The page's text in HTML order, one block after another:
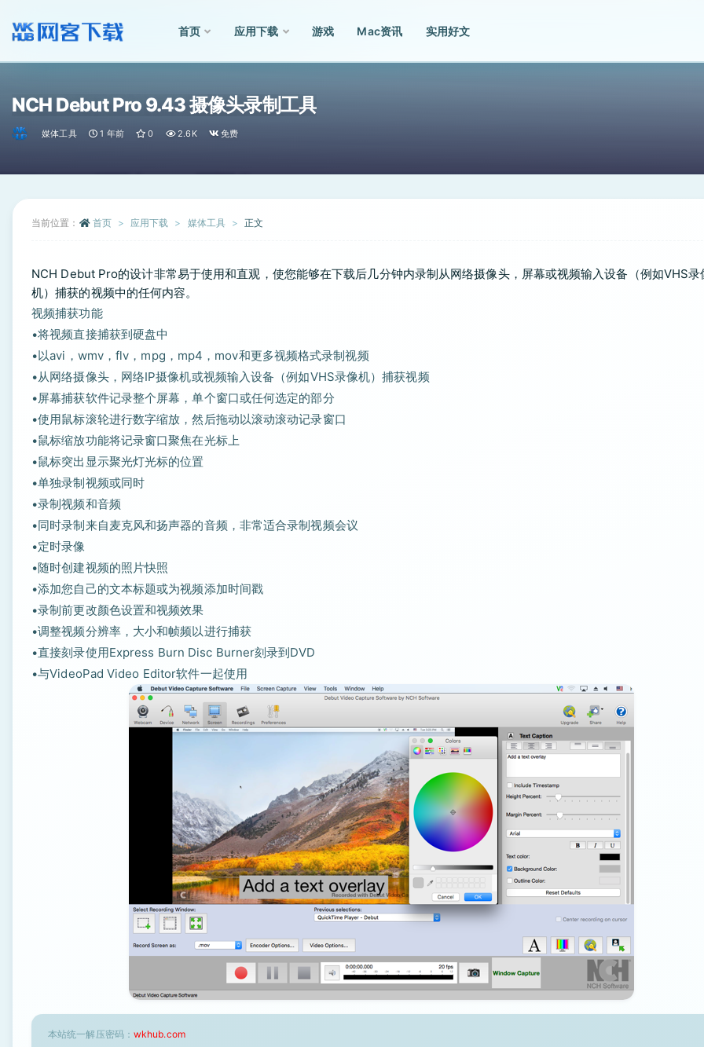
首页 应用下载 游戏 Mac资讯 实用好文
NCH Debut Pro 9.43 摄像头录制工具
媒体工具 1 年前 0 2.6K 免费
当前位置： 首页 应用下载 媒体工具 正文
NCH Debut Pro的设计非常易于使用和直观，使您能够在下载后几分钟内录制从网络摄像头，屏幕或视频输入设备（例如VHS录
机）捕获的视频中的任何内容。
视频捕获功能
•将视频直接捕获到硬盘中
•以avi，wmv，flv，mpg，mp4，mov和更多视频格式录制视频
•从网络摄像头，网络IP摄像机或视频输入设备（例如VHS录像机）捕获视频
•屏幕捕获软件记录整个屏幕，单个窗口或任何选定的部分
•使用鼠标滚轮进行数字缩放，然后拖动以滚动滚动记录窗口
•鼠标缩放功能将记录窗口聚焦在光标上
•鼠标突出显示聚光灯光标的位置
•单独录制视频或同时
•录制视频和音频
•同时录制来自麦克风和扬声器的音频，非常适合录制视频会议
•定时录像
•随时创建视频的照片快照
•添加您自己的文本标题或为视频添加时间戳
•录制前更改颜色设置和视频效果
•调整视频分辨率，大小和帧频以进行捕获
•直接刻录使用Express Burn Disc Burner刻录到DVD
•与VideoPad Video Editor软件一起使用
本站统一解压密码： wkhub.com